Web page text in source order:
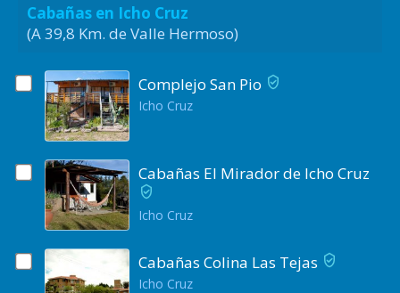
Cabañas en Icho Cruz
(A 39,8 Km. de Valle Hermoso)
Complejo San Pio
Icho Cruz
Cabañas El Mirador de Icho Cruz
Icho Cruz
Cabañas Colina Las Tejas
Icho Cruz